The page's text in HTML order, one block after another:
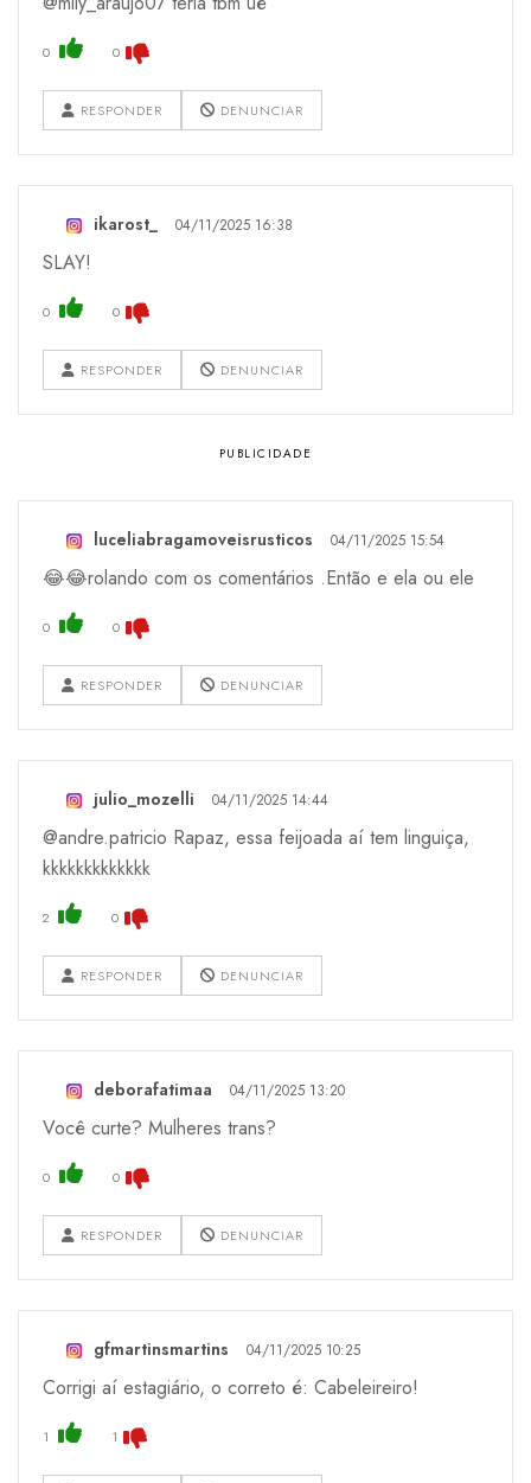
0 0
RESPONDER DENUNCIAR
ikarost_ 04/11/2025 16:38
SLAY!
0 0
RESPONDER DENUNCIAR
luceliabragamoveisrusticos 04/11/2025 15:54
😂😂rolando com os comentários .Então e ela ou ele
0 0
RESPONDER DENUNCIAR
julio_mozelli 04/11/2025 14:44
@andre.patricio Rapaz, essa feijoada aí tem linguiça,
kkkkkkkkkkkkk
2 0
RESPONDER DENUNCIAR
deborafatimaa 04/11/2025 13:20
Você curte? Mulheres trans?
0 0
RESPONDER DENUNCIAR
gfmartinsmartins 04/11/2025 10:25
Corrigi aí estagiário, o correto é: Cabeleireiro!
1 1